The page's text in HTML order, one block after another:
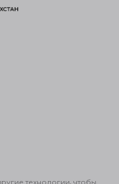
технологии, чтобы